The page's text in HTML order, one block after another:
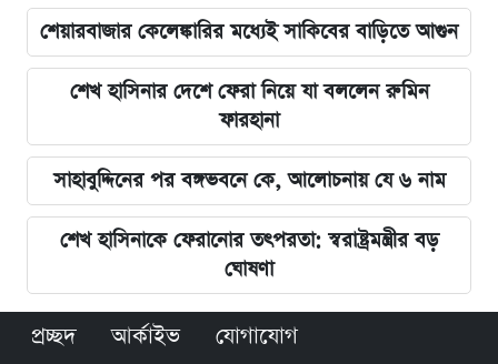
শেয়ারবাজার কেলেঙ্কারির মধ্যেই সাকিবের বাড়িতে আগুন
শেখ হাসিনার দেশে ফেরা নিয়ে যা বললেন রুমিন
ফারহানা
সাহাবুদ্দিনের পর বঙ্গভবনে কে, আলোচনায় যে ৬ নাম
শেখ হাসিনাকে ফেরানোর তৎপরতা: স্বরাষ্ট্রমন্ত্রীর বড়
ঘোষণা
প্রচ্ছদ আর্কাইভ যোগাযোগ